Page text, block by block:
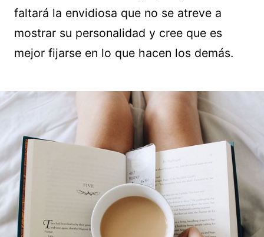
faltará la envidiosa que no se atreve a
mostrar su personalidad y cree que es
mejor fijarse en lo que hacen los demás.